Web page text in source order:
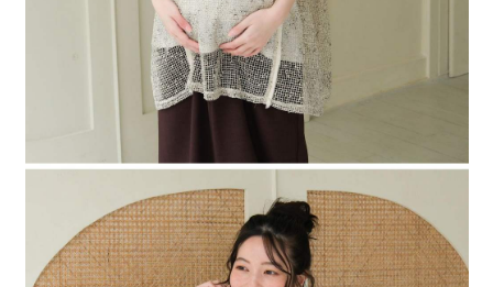
２．關於個人資料處理事宜，請瀏覽以下網址：https://aftee.tw/terms/#terms3
３．未成年的使用者請事先徵得法定代理人或監護人之同意方可使用
「AFTEE先享後付」，若未經同意申辦者引起之損失，本公司不負相關責
４．使用「AFTEE先享後付」時，將依據個別帳號之用戶狀況，依本公司即
時審查核予不同之上限額度；若仍有額度不足之情形，本公司將視審查結果
５．嚴禁一人註冊多個帳號或使用他人資訊註冊。若發現惡意使用之情形，
恩沛科技股份有限公司將有權停止該用戶之使用額度並採取法律行動。